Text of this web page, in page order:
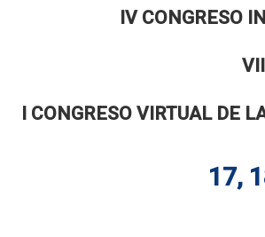
IV CONGRESO
I CONGRESO VIRTUAL DE
17,